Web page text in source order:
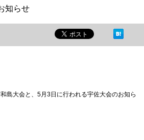
知らせ
島大会と、5月3日に行われる宇佐大会のお知ら